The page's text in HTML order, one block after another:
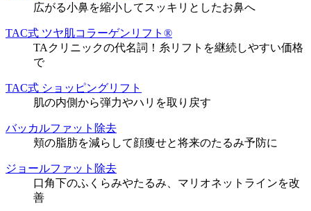
広がる小鼻を縮小してスッキリとしたお鼻へ
TAC式 ツヤ肌コラーゲンリフト®
TAクリニックの代名詞！糸リフトを継続しやすい価格
で
TAC式 ショッピングリフト
肌の内側から弾力やハリを取り戻す
バッカルファット除去
頬の脂肪を減らして顔痩せと将来のたるみ予防に
ジョールファット除去
口角下のふくらみやたるみ、マリオネットラインを改
善